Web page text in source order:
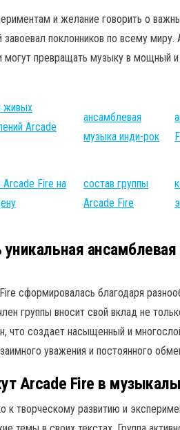
и желание говорить о
поклонников по всему
могут превращать музыку в мощный
живых
Arcade
ансамблевая
музыка инди-рок
Arcade Fire на
состав группы
Arcade Fire
сформировалась благодаря
группы вносит свой вклад не
что создает насыщенный и
уважения и постоянного
Arcade Fire в
к творческому развитию и